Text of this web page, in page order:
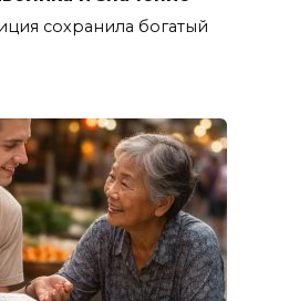
сохранила богатый